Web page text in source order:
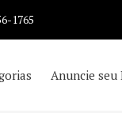
1765
Anuncie seu